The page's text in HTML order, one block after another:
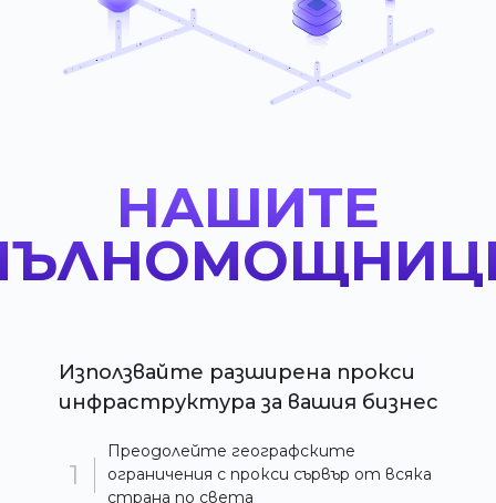
НАШИТЕ
Използвайте разширена прокси
инфраструктура за вашия бизнес
Преодолейте географските
ограничения с прокси сървър от всяка
страна по света